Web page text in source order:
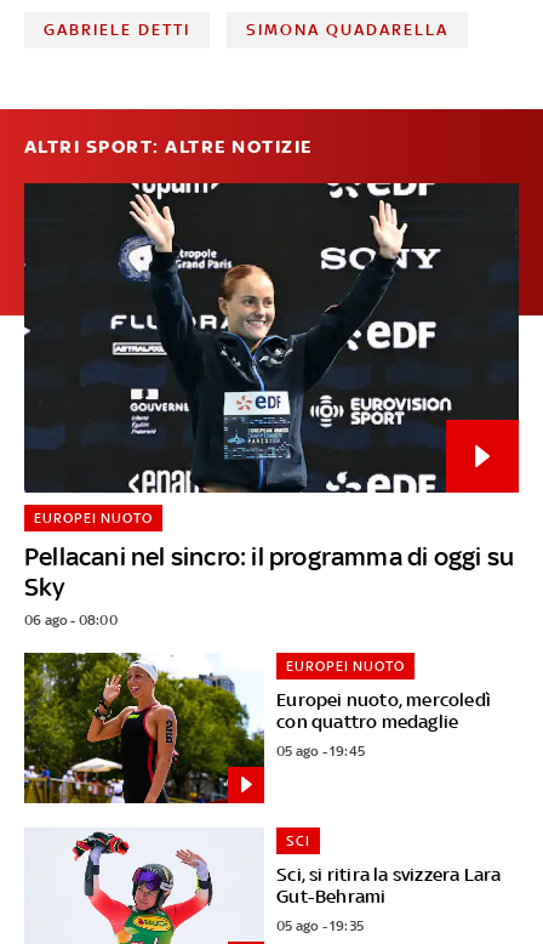
GABRIELE DETTI SIMONA QUADARELLA
ALTRI SPORT: ALTRE NOTIZIE
Pellacani nel sincro: il programma di oggi su
Sky
EUROPEI NUOTO
06 ago - 08:00
Europei nuoto, mercoledì
con quattro medaglie
EUROPEI NUOTO
05 ago - 19:45
Sci, si ritira la svizzera Lara
Gut-Behrami
SCI
05 ago - 19:35